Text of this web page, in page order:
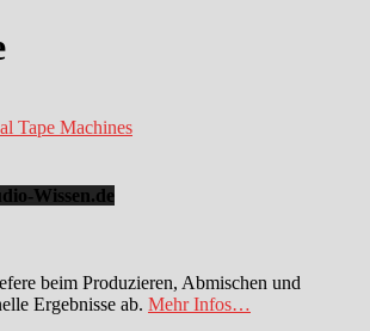
Wissen.de
beim Produzieren, Abmischen und
Ergebnisse ab. Mehr Infos…